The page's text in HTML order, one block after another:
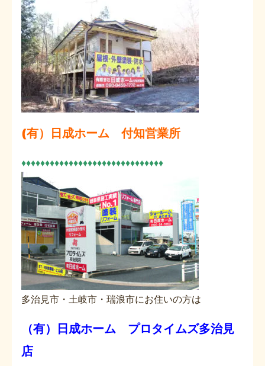
(有）日成ホーム 付知営業所
♦♦♦♦♦♦♦♦♦♦♦♦♦♦♦♦♦♦♦♦♦♦♦♦♦♦♦♦♦♦
多治見市・土岐市・瑞浪市にお住いの方は
（有）日成ホーム プロタイムズ多治見
店